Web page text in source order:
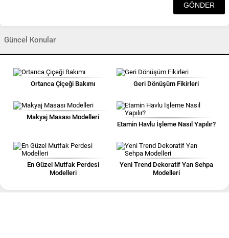
Güncel Konular
Ortanca Çiçeği Bakımı Geri Dönüşüm Fikirleri
Makyaj Masası Modelleri
Etamin Havlu İşleme Nasıl Yapılır?
En Güzel Mutfak Perdesi
Modelleri
Yeni Trend Dekoratif Yan Sehpa
Modelleri